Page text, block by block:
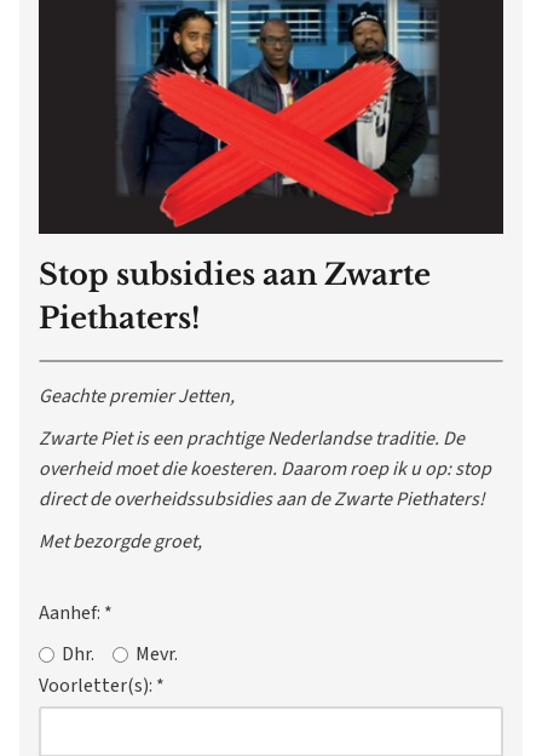
Stop subsidies aan Zwarte
Piethaters!
Geachte premier Jetten,
Zwarte Piet is een prachtige Nederlandse traditie. De
overheid moet die koesteren. Daarom roep ik u op: stop
direct de overheidssubsidies aan de Zwarte Piethaters!
Met bezorgde groet,
Aanhef: *
Dhr.
Mevr.
Voorletter(s): *